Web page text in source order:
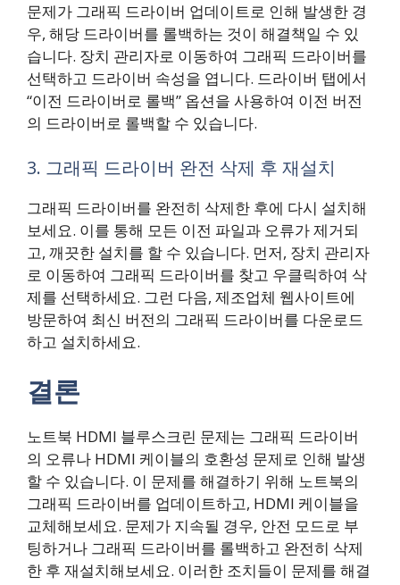
문제가 그래픽 드라이버 업데이트로 인해 발생한 경
우, 해당 드라이버를 롤백하는 것이 해결책일 수 있
습니다. 장치 관리자로 이동하여 그래픽 드라이버를
선택하고 드라이버 속성을 엽니다. 드라이버 탭에서
“이전 드라이버로 롤백” 옵션을 사용하여 이전 버전
의 드라이버로 롤백할 수 있습니다.
3. 그래픽 드라이버 완전 삭제 후 재설치
그래픽 드라이버를 완전히 삭제한 후에 다시 설치해
보세요. 이를 통해 모든 이전 파일과 오류가 제거되
고, 깨끗한 설치를 할 수 있습니다. 먼저, 장치 관리자
로 이동하여 그래픽 드라이버를 찾고 우클릭하여 삭
제를 선택하세요. 그런 다음, 제조업체 웹사이트에
방문하여 최신 버전의 그래픽 드라이버를 다운로드
하고 설치하세요.
결론
노트북 HDMI 블루스크린 문제는 그래픽 드라이버
의 오류나 HDMI 케이블의 호환성 문제로 인해 발생
할 수 있습니다. 이 문제를 해결하기 위해 노트북의
그래픽 드라이버를 업데이트하고, HDMI 케이블을
교체해보세요. 문제가 지속될 경우, 안전 모드로 부
팅하거나 그래픽 드라이버를 롤백하고 완전히 삭제
한 후 재설치해보세요. 이러한 조치들이 문제를 해결